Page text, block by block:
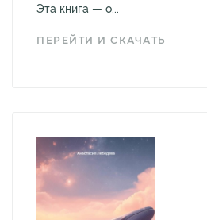
Эта книга — о...
ПЕРЕЙТИ И СКАЧАТЬ